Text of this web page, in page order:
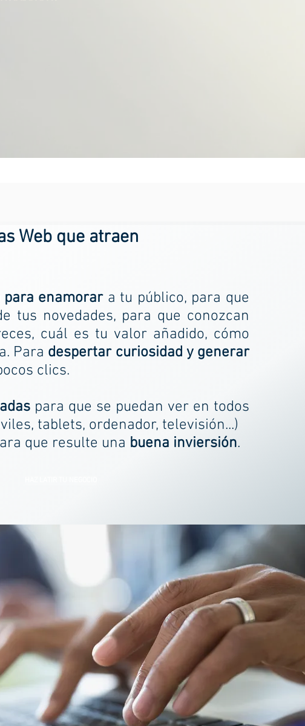
Web que atraen
para enamorara tu público, para que
tus novedades, para que conozcan
cuál es tu valor añadido, cómo
Para despertar curiosidad y generar
clics.
para que se puedan ver en todos
tablets, ordenador, televisión...)
que resulte una buena inviersión.